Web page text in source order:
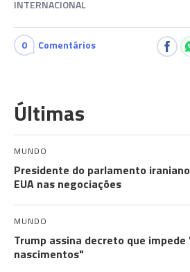
INTERNACIONAL
0 Comentários
Últimas
MUNDO
Presidente do parlamento
EUA nas negociações
MUNDO
Trump assina decreto que
nascimentos"